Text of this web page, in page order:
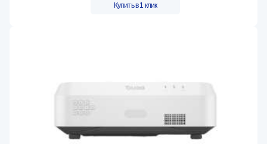
Купить в 1 клик